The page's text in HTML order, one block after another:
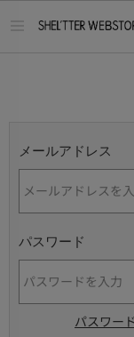
メールアドレス
パスワード
パスワー